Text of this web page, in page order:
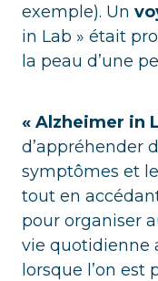
exemple). Un
in Lab » était
la peau d’une
« Alzheimer in
d’appréhender
symptômes et
tout en
pour organiser
vie quotidienne
lorsque l’on est